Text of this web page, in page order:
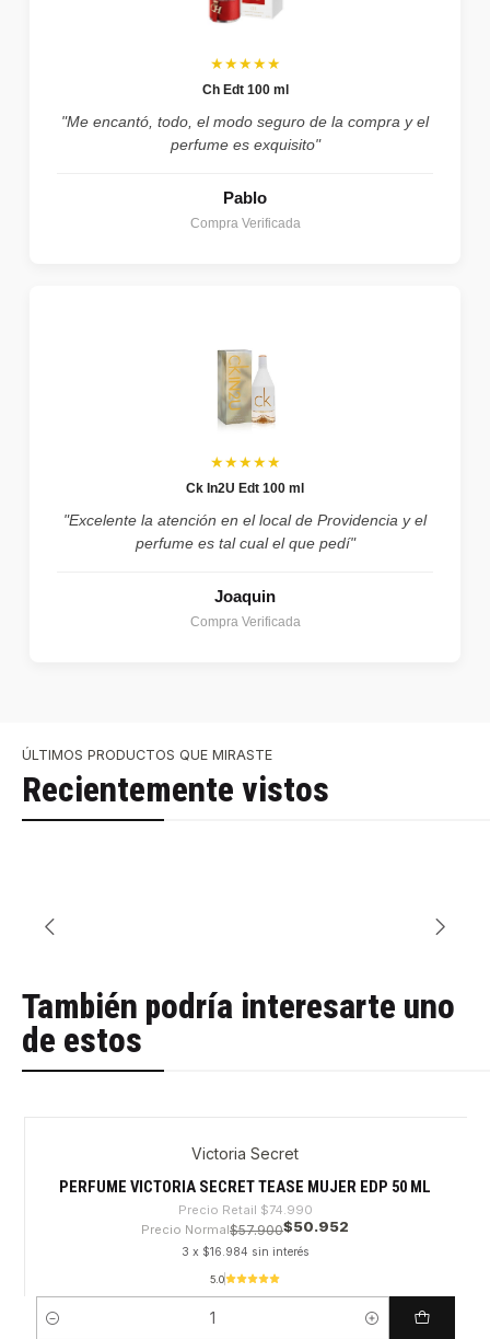
★★★★★
Ch Edt 100 ml
"Me encantó, todo, el modo seguro de la compra y el
perfume es exquisito"
Pablo
Compra Verificada
★★★★★
Ck In2U Edt 100 ml
"Excelente la atención en el local de Providencia y el
perfume es tal cual el que pedí"
Joaquin
Compra Verificada
ÚLTIMOS PRODUCTOS QUE MIRASTE
Recientemente vistos
También podría interesarte uno
de estos
Victoria Secret
PERFUME VICTORIA SECRET TEASE MUJER EDP 50 ML
Precio Retail $74.990
Precio Normal$57.900$50.952
3 x $16.984 sin interés
5.0
Cantidad